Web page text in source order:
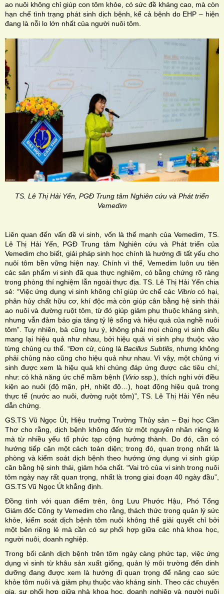
ao nuôi không chỉ giúp con tôm khỏe, có sức đề kháng cao, mà còn
hạn chế tình trạng phát sinh dịch bệnh, kể cả bệnh do EHP – hiện
đang là nỗi lo lớn nhất của người nuôi tôm.
TS. Lê Thị Hải Yến, PGĐ Trung tâm Nghiên cứu và Phát triển
Vemedim
Liên quan đến vấn đề vi sinh, vốn là thế mạnh của Vemedim, TS.
Lê Thị Hải Yến, PGĐ Trung tâm Nghiên cứu và Phát triển của
Vemedim cho biết, giải pháp sinh học chính là hướng đi tất yếu cho
nuôi tôm bền vững hiện nay. Chính vì thế, Vemedim luôn ưu tiên
các sản phẩm vi sinh đã qua thực nghiệm, có bằng chứng rõ ràng
trong phòng thí nghiệm lẫn ngoài thực địa. TS. Lê Thị Hải Yến chia
sẻ: “Việc ứng dụng vi sinh không chỉ giúp ức chế các Vibriocó hại,
phân hủy chất hữu cơ, khí độc mà còn giúp cân bằng hệ sinh thái
ao nuôi và đường ruột tôm, từ đó giúp giảm phụ thuộc kháng sinh,
nhưng vẫn đảm bảo gia tăng tỷ lệ sống và hiệu quả của nghề nuôi
tôm”. Tuy nhiên, bà cũng lưu ý, không phải mọi chủng vi sinh đều
mang lại hiệu quả như nhau, bởi hiệu quả vi sinh phụ thuộc vào
từng chủng cụ thể. “Đơn cử, cùng làBacillus Subtilis, nhưng không
phải chủng nào cũng cho hiệu quả như nhau. Vì vậy, một chủng vi
sinh được xem là hiệu quả khi chúng đáp ứng được các tiêu chí,
như: có khả năng ức chế mầm bệnh (Viriossp.), thích nghi với điều
kiện ao nuôi (độ mặn, pH, nhiệt độ…), hoạt động hiệu quả trong
thực tế (nước ao nuôi, đường ruột tôm)”, TS. Lê Thị Hải Yến nêu
dẫn chứng.
GS.TS Vũ Ngọc Út, Hiệu trưởng Trường Thủy sản – Đại học Cần
Thơ cho rằng, dịch bệnh không đến từ một nguyên nhân riêng lẻ
mà từ nhiều yếu tố phức tạp cộng hưởng thành. Do đó, cần có
hướng tiếp cận một cách toàn diện; trong đó, quan trọng nhất là
phòng và kiểm soát dịch bệnh theo hướng ứng dụng vi sinh giúp
cân bằng hệ sinh thái, giảm hóa chất. “Vai trò của vi sinh trong nuôi
tôm ngày nay rất quan trọng, nhất là trong giai đoạn 40 ngày đầu”,
GS.TS Vũ Ngọc Út khẳng định.
Đồng tình với quan điểm trên, ông Lưu Phước Hậu, Phó Tổng
Giám đốc Công ty Vemedim cho rằng, thách thức trong quản lý sức
khỏe, kiểm soát dịch bệnh tôm nuôi không thể giải quyết chỉ bởi
một bên riêng lẻ mà cần có sự phối hợp giữa các nhà khoa học,
người nuôi, doanh nghiệp.
Trong bối cảnh dịch bệnh trên tôm ngày càng phức tạp, việc ứng
dụng vi sinh từ khâu sản xuất giống, quản lý môi trường đến dinh
dưỡng đang được xem là hướng đi quan trọng để nâng cao sức
khỏe tôm nuôi và giảm phụ thuộc vào kháng sinh. Theo các chuyên
gia, sự phối hợp giữa nhà khoa học, doanh nghiệp và người nuôi